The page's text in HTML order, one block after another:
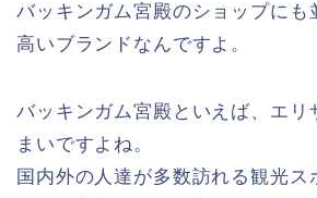
バッキンガム宮殿のショップにも
高いブランドなんですよ。
バッキンガム宮殿といえば、エリ
まいですよね。
国内外の人達が多数訪れる観光ス